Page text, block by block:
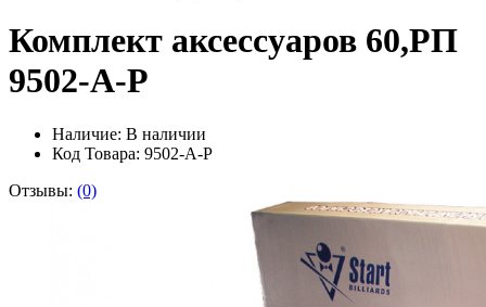
Комплект аксессуаров 60,РП
9502-А-Р
Наличие: В наличии
Код Товара: 9502-А-Р
Отзывы: (0)